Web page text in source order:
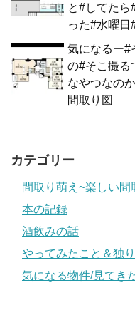
と#してたら
った#水曜日
気になるー#
の#そこ撮る
なやつなの
間取り図
カテゴリー
間取り萌え~楽しい間
本の記録
酒飲みの話
やってみたこと＆独
気になる物件/見てき